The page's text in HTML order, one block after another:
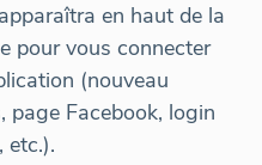
en haut de la
pour vous connecter
(nouveau
page Facebook, login
etc.).